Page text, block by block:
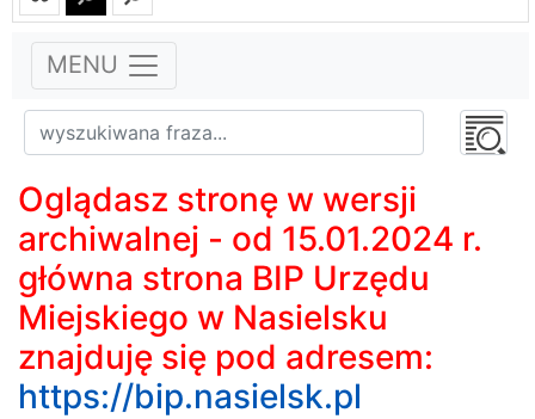
MENU
Oglądasz stronę w wersji
archiwalnej - od 15.01.2024 r.
główna strona BIP Urzędu
Miejskiego w Nasielsku
znajduję się pod adresem:
https://bip.nasielsk.pl